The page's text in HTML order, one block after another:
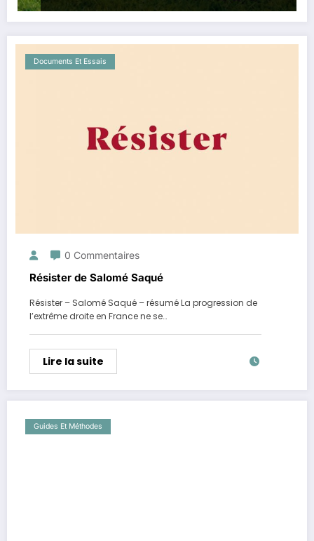
Documents Et Essais
0 Commentaires
Résister de Salomé Saqué
Résister – Salomé Saqué – résumé La progression de
l’extrême droite en France ne se…
Lire la suite
Guides Et Méthodes